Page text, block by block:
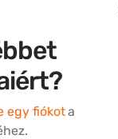
egy fiókota